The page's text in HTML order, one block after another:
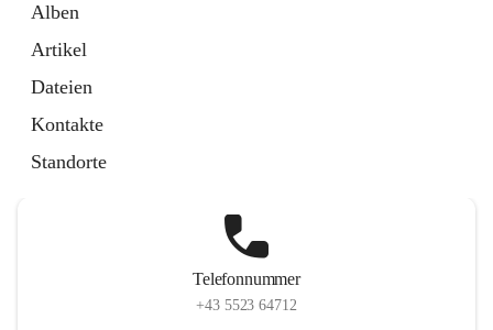
Alben
Artikel
Dateien
Kontakte
Standorte
Telefonnummer
+43 5523 64712